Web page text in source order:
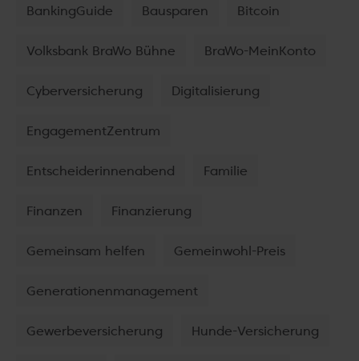
BankingGuide Bausparen Bitcoin
Volksbank BraWo Bühne BraWo-MeinKonto
Cyberversicherung Digitalisierung
EngagementZentrum
Entscheiderinnenabend Familie
Finanzen Finanzierung
Gemeinsam helfen Gemeinwohl-Preis
Generationenmanagement
Gewerbeversicherung Hunde-Versicherung